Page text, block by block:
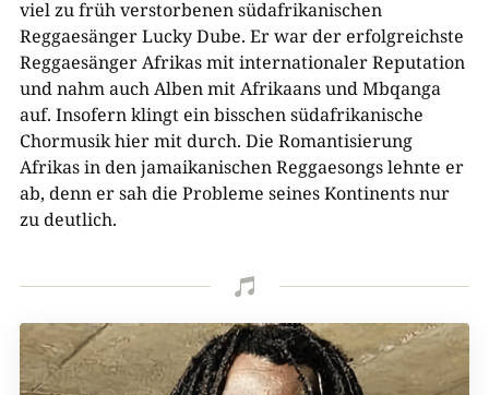
viel zu früh verstorbenen südafrikanischen
Reggaesänger Lucky Dube. Er war der erfolgreichste
Reggaesänger Afrikas mit internationaler Reputation
und nahm auch Alben mit Afrikaans und Mbqanga
auf. Insofern klingt ein bisschen südafrikanische
Chormusik hier mit durch. Die Romantisierung
Afrikas in den jamaikanischen Reggaesongs lehnte er
ab, denn er sah die Probleme seines Kontinents nur
zu deutlich.
